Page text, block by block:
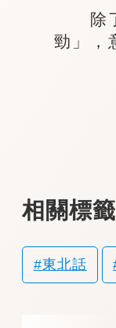
除了
勁」，
相關標籤
東北話